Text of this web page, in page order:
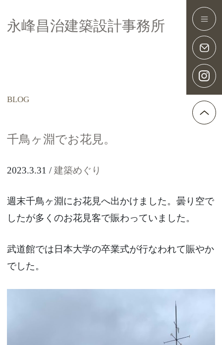
Main Navigation
永峰昌治建築設計事務所
千鳥ヶ淵でお花見。
2023.3.31 建築めぐり
週末千鳥ヶ淵にお花見へ出かけました。曇り空で
したが多くのお花見客で賑わっていました。
武道館では日本大学の卒業式が行なわれて賑やか
でした。